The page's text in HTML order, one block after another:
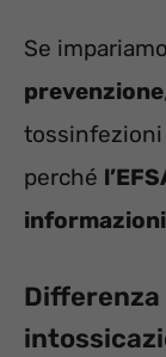
Se
prevenzione
tossinfezioni
perché